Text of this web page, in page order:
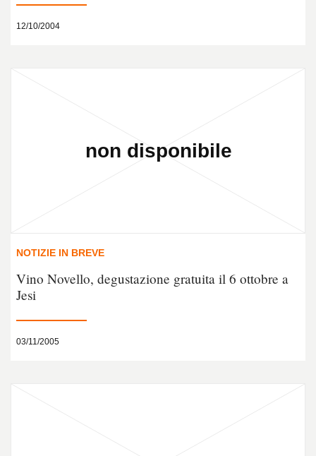
12/10/2004
NOTIZIE IN BREVE
Vino Novello, degustazione gratuita il 6 ottobre a
Jesi
03/11/2005